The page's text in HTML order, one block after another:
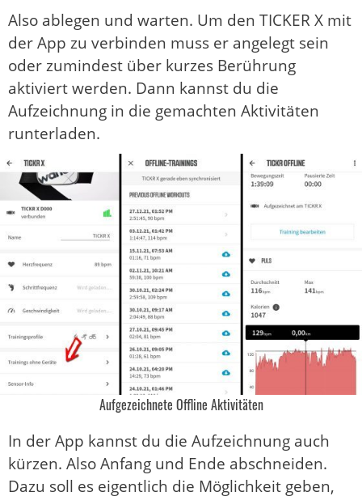
Also ablegen und warten. Um den TICKER X mit
der App zu verbinden muss er angelegt sein
oder zumindest über kurzes Berührung
aktiviert werden. Dann kannst du die
Aufzeichnung in die gemachten Aktivitäten
runterladen.
Aufgezeichnete Offline Aktivitäten
In der App kannst du die Aufzeichnung auch
kürzen. Also Anfang und Ende abschneiden.
Dazu soll es eigentlich die Möglichkeit geben,